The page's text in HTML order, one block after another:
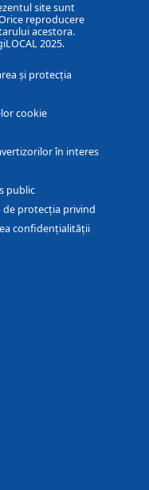
site sunt
reproducere
acestora.
2025.
și protecția
cookie
în interes
public
de protecția privind
confidențialității